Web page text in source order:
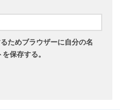
ためブラウザーに自分の名
保存する。